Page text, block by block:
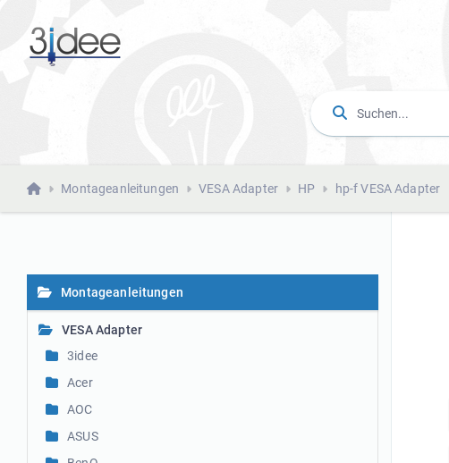
Montageanleitungen VESA Adapter HP hp-f VESA Adapter
Montageanleitungen
VESA Adapter
3idee
Acer
AOC
ASUS